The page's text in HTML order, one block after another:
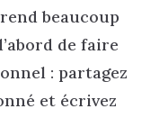
beaucoup
de faire
: partagez
et écrivez